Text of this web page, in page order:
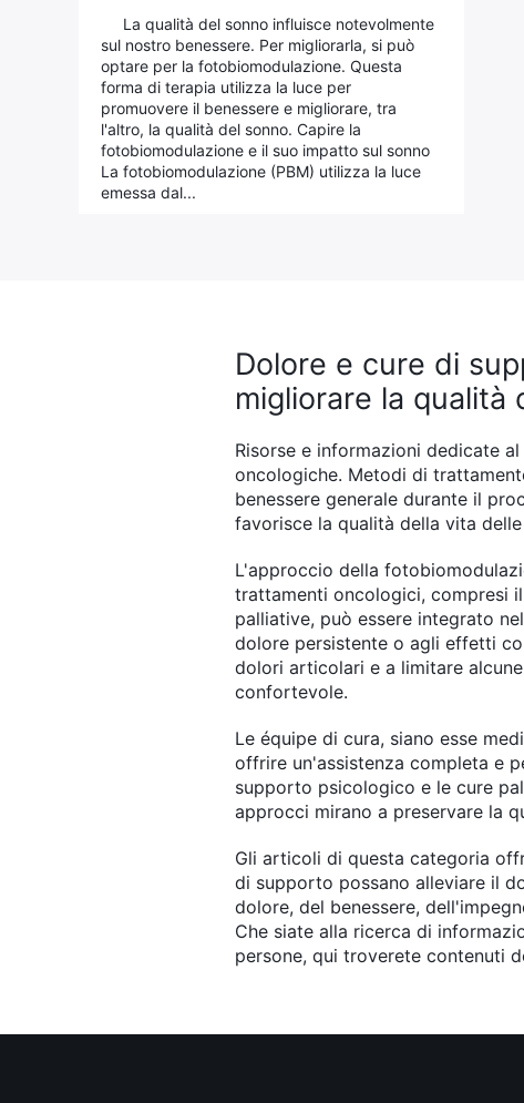
Dolore e cure di
migliorare la qualità
Risorse e informazioni dedicate
oncologiche. Metodi di
benessere generale durante il
favorisce la qualità della vita
L'approccio della
trattamenti oncologici, compresi
palliative, può essere integrato
dolore persistente o agli effetti
dolori articolari e a limitare
confortevole.
Le équipe di cura, siano esse
offrire un'assistenza completa e
supporto psicologico e le cure
approcci mirano a preservare la
Gli articoli di questa categoria
di supporto possano alleviare il
dolore, del benessere,
Che siate alla ricerca di
persone, qui troverete contenuti
La qualità del sonno influisce notevolmente
sul nostro benessere. Per migliorarla, si può
optare per la fotobiomodulazione. Questa
forma di terapia utilizza la luce per
promuovere il benessere e migliorare, tra
l'altro, la qualità del sonno. Capire la
fotobiomodulazione e il suo impatto sul sonno
La fotobiomodulazione (PBM) utilizza la luce
emessa dal...